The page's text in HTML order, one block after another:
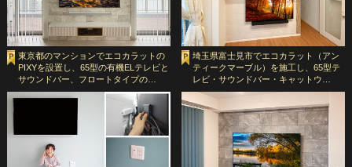
東京都のマンションでエコカラットの
PIXYを設置し、65型の有機ELテレビと
サウンドバー、フロートタイプの…
埼玉県富士見市でエコカラット（アン
ティークマーブル）を施工し、65型テ
レビ・サウンドバー・キャットウ…